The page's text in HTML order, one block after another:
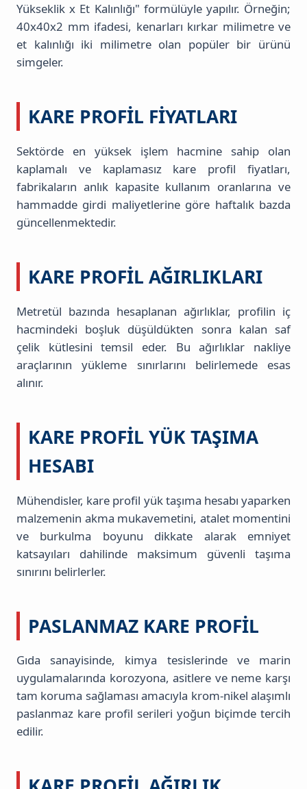
Yükseklik x Et Kalınlığı" formülüyle yapılır. Örneğin;
40x40x2 mm ifadesi, kenarları kırkar milimetre ve
et kalınlığı iki milimetre olan popüler bir ürünü
simgeler.
KARE PROFIL FIYATLARI
Sektörde en yüksek işlem hacmine sahip olan
kaplamalı ve kaplamasız kare profil fiyatları,
fabrikaların anlık kapasite kullanım oranlarına ve
hammadde girdi maliyetlerine göre haftalık bazda
güncellenmektedir.
KARE PROFIL AĞIRLIKLARI
Metretül bazında hesaplanan ağırlıklar, profilin iç
hacmindeki boşluk düşüldükten sonra kalan saf
çelik kütlesini temsil eder. Bu ağırlıklar nakliye
araçlarının yükleme sınırlarını belirlemede esas
alınır.
KARE PROFIL YÜK TAŞIMA
HESABI
Mühendisler, kare profil yük taşıma hesabı yaparken
malzemenin akma mukavemetini, atalet momentini
ve burkulma boyunu dikkate alarak emniyet
katsayıları dahilinde maksimum güvenli taşıma
sınırını belirlerler.
PASLANMAZ KARE PROFIL
Gıda sanayisinde, kimya tesislerinde ve marin
uygulamalarında korozyona, asitlere ve neme karşı
tam koruma sağlaması amacıyla krom-nikel alaşımlı
paslanmaz kare profil serileri yoğun biçimde tercih
edilir.